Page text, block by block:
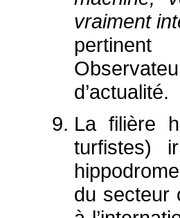
vraiment
d’actualité.
La filière
turfistes)
du secteur